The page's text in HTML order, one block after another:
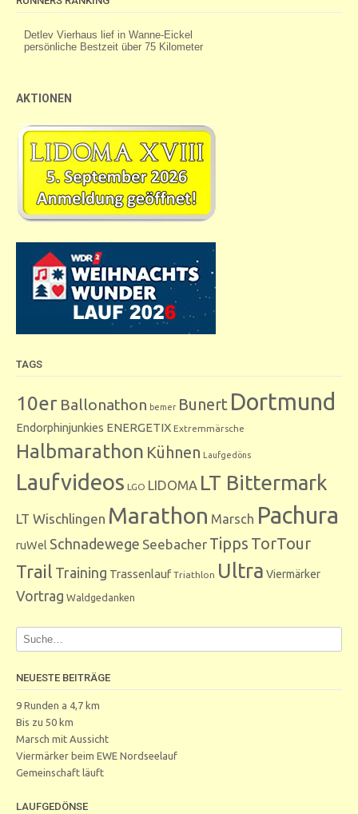
AKTIONEN
TAGS
10er Ballonathon bemer Bunert Dortmund
Endorphinjunkies ENERGETIX Extremmärsche
Halbmarathon Kühnen Laufgedöns
Laufvideos LGO LIDOMA LT Bittermark
LT Wischlingen Marathon Marsch Pachura
ruWel Schnadewege Seebacher Tipps TorTour
Trail Training Trassenlauf Triathlon Ultra Viermärker
Vortrag Waldgedanken
NEUESTE BEITRÄGE
9 Runden a 4,7 km
Bis zu 50 km
Marsch mit Aussicht
Viermärker beim EWE Nordseelauf
Gemeinschaft läuft
LAUFGEDÖNSE